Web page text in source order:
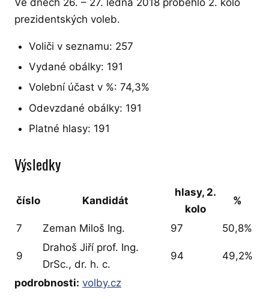
prezidentských voleb.
Voliči v seznamu: 257
Vydané obálky: 191
Volební účast v %: 74,3%
Odevzdané obálky: 191
Platné hlasy: 191
Výsledky
číslo Kandidát
hlasy, 2.
kolo
%
7 Zeman Miloš Ing. 97 50,8%
9
Drahoš Jiří prof. Ing.
DrSc., dr. h. c.
94 49,2%
podrobnosti: volby.cz